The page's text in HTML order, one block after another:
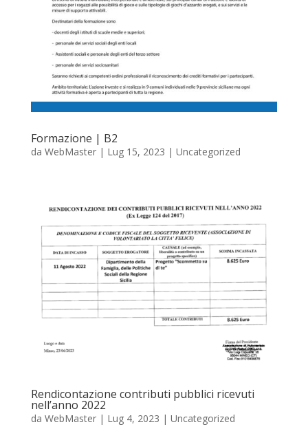
Formazione | B2
da WebMaster| Lug 15, 2023 | Uncategorized
Rendicontazione contributi pubblici ricevuti
nell’anno 2022
da WebMaster| Lug 4, 2023 | Uncategorized